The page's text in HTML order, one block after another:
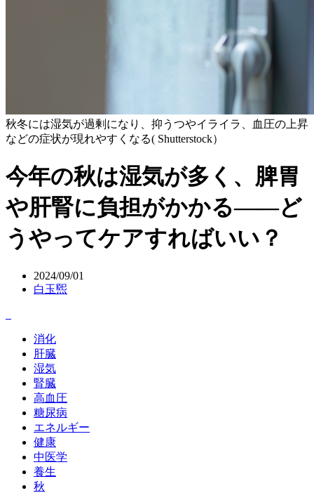
秋冬には湿気が過剰になり、抑うつやイライラ、血圧の上昇
などの症状が現れやすくなる( Shutterstock）
今年の秋は湿気が多く、脾胃
や肝腎に負担がかかる――ど
うやってケアすればいい？
2024/09/01
白玉煕
消化
肝臓
湿気
腎臓
高血圧
糖尿病
エネルギー
健康
中医学
養生
秋